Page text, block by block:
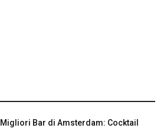
I Migliori Bar di Amsterdam: Cocktail